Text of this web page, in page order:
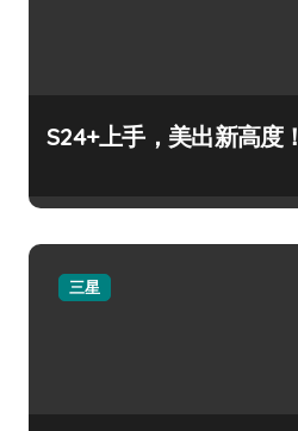
S24+上手，美出新高度！
三星